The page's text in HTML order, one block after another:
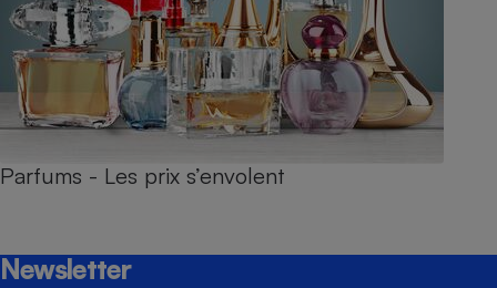
Parfums - Les prix s’envolent
Newsletter